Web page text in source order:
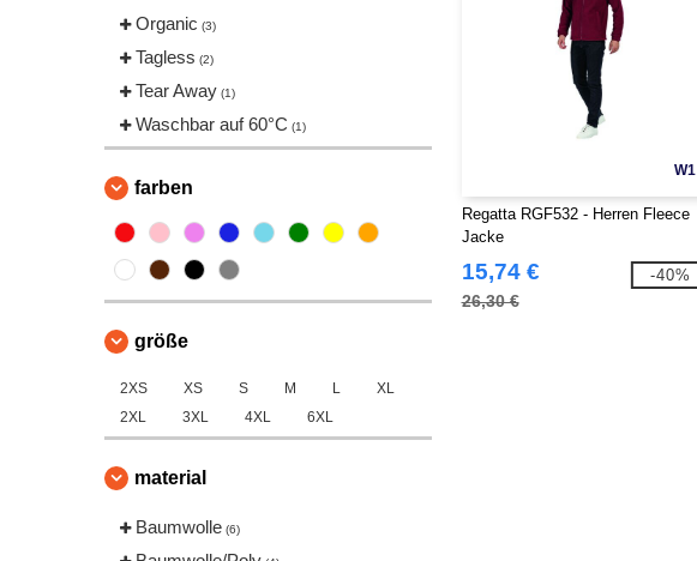
Organic (3)
Tagless (2)
Tear Away (1)
Waschbar auf 60°C (1)
farben
größe
2XS XS S M L
XL
2XL
3XL 4XL 6XL
material
Baumwolle (6)
W1
Regatta RGF532 - Herren Fleece
Jacke
15,74 €
26,30 €
-40%